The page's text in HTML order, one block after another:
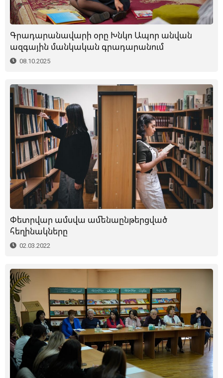
Գրադարանավարի օրը Խնկո Ապոր անվան
ազգային մանկական գրադարանում
08.10.2025
Փետրվար ամսվա ամենաընթերցված
հեղինակները
02.03.2022